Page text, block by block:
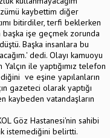
kaybettim diğer
bitirdiler, terfi beklerken
işe geçmek zorunda
Başka insanlara bu
dedi. Olayı kamuoyu
ile yaptığımız telefon
ve eşine yapılanların
gazeteci olarak yaptığı
kaybeden vatandaşların
Göz Hastanesi'nin sahibi
istemediğini belirtti.